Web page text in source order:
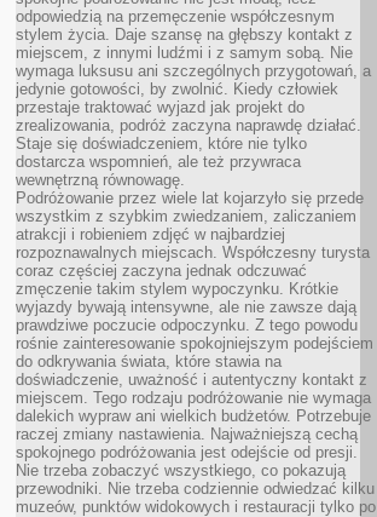
odpowiedzią na przemęczenie współczesnym
stylem życia. Daje szansę na głębszy kontakt z
miejscem, z innymi ludźmi i z samym sobą. Nie
wymaga luksusu ani szczególnych przygotowań, a
jedynie gotowości, by zwolnić. Kiedy człowiek
przestaje traktować wyjazd jak projekt do
zrealizowania, podróż zaczyna naprawdę działać.
Staje się doświadczeniem, które nie tylko
dostarcza wspomnień, ale też przywraca
wewnętrzną równowagę.
Podróżowanie przez wiele lat kojarzyło się przede
wszystkim z szybkim zwiedzaniem, zaliczaniem
atrakcji i robieniem zdjęć w najbardziej
rozpoznawalnych miejscach. Współczesny turysta
coraz częściej zaczyna jednak odczuwać
zmęczenie takim stylem wypoczynku. Krótkie
wyjazdy bywają intensywne, ale nie zawsze dają
prawdziwe poczucie odpoczynku. Z tego powodu
rośnie zainteresowanie spokojniejszym podejściem
do odkrywania świata, które stawia na
doświadczenie, uważność i autentyczny kontakt z
miejscem. Tego rodzaju podróżowanie nie wymaga
dalekich wypraw ani wielkich budżetów. Potrzebuje
raczej zmiany nastawienia. Najważniejszą cechą
spokojnego podróżowania jest odejście od presji.
Nie trzeba zobaczyć wszystkiego, co pokazują
przewodniki. Nie trzeba codziennie odwiedzać kilku
muzeów, punktów widokowych i restauracji tylko po